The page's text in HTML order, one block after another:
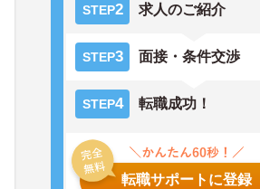
STEP2 求人のご紹介
STEP3 面接・条件交渉
STEP4 転職成功！
転職サポートに登録